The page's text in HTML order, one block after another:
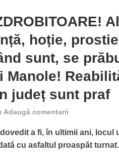
hoție,
sunt, se
Manole!
județ sunt praf
Adaugă comentarii
a fi, în ultimii ani, locul
cu asfaltul proaspăt